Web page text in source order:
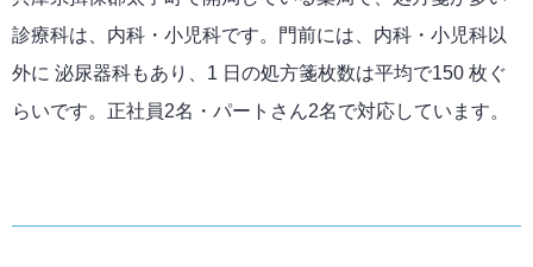
診療科は、内科・小児科です。門前には、内科・小児科以
外に 泌尿器科もあり、1 日の処方箋枚数は平均で150 枚ぐ
らいです。正社員2名・パートさん2名で対応しています。